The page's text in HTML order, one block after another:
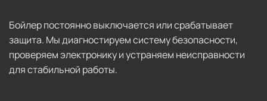
Бойлер постоянно выключается или срабатывает
защита. Мы диагностируем систему безопасности,
проверяем электронику и устраняем неисправности
для стабильной работы.